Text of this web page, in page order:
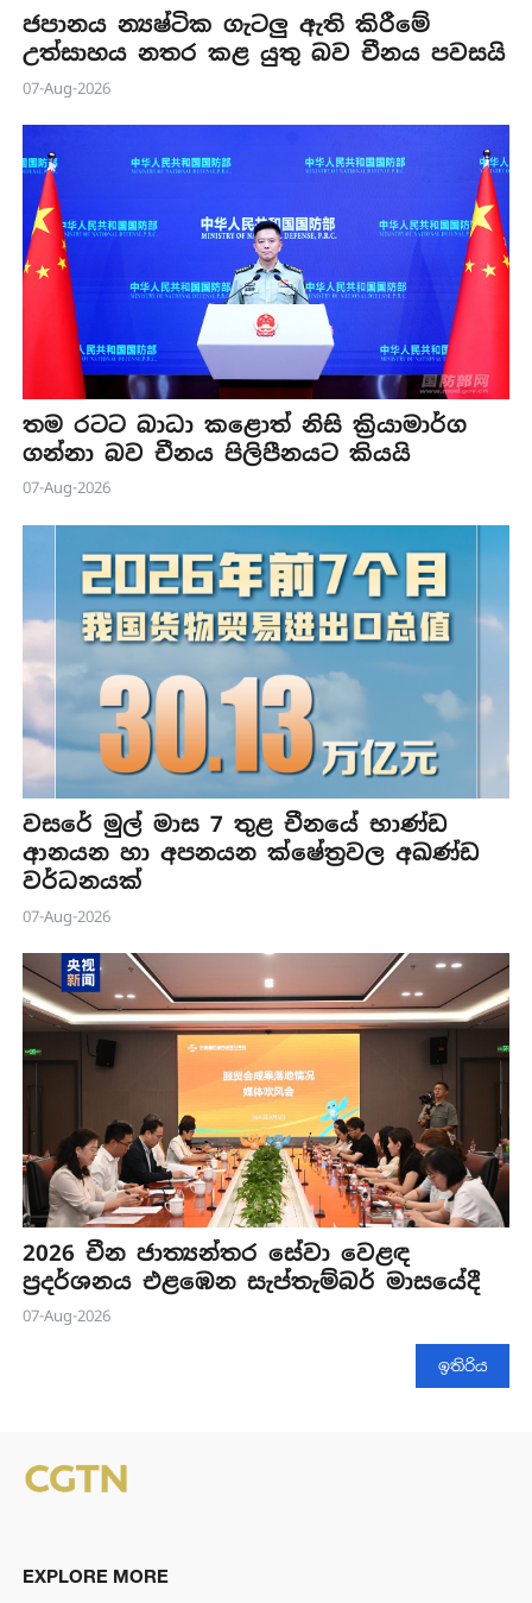
ජපානය න්‍යෂ්ටික ගැටලු ඇති කිරීමේ
උත්සාහය නතර කළ යුතු බව චීනය පවසයි
07-Aug-2026
තම රටට බාධා කළොත් නිසි ක්‍රියාමාර්ග
ගන්නා බව චීනය පිලිපීනයට කියයි
07-Aug-2026
වසරේ මුල් මාස 7 තුළ චීනයේ භාණ්ඩ
ආනයන හා අපනයන ක්ෂේත්‍රවල අඛණ්ඩ
වර්ධනයක්
07-Aug-2026
2026 චීන ජාත්‍යන්තර සේවා වෙළඳ
ප්‍රදර්ශනය එළඹෙන සැප්තැම්බර් මාසයේදී
07-Aug-2026
ඉතිරිය
EXPLORE MORE